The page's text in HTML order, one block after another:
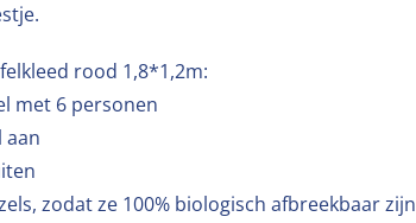
rood 1,8*1,2m:
met 6 personen
aan
zodat ze 100% biologisch afbreekbaar zijn